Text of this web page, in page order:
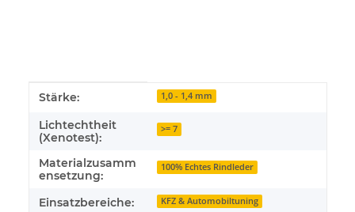
Produkteigenschaft
Wert
Stärke: 1,0 - 1,4 mm
Lichtechtheit
(Xenotest):
>= 7
Materialzusamm
ensetzung:
100% Echtes Rindleder
Einsatzbereiche: KFZ & Automobiltuning